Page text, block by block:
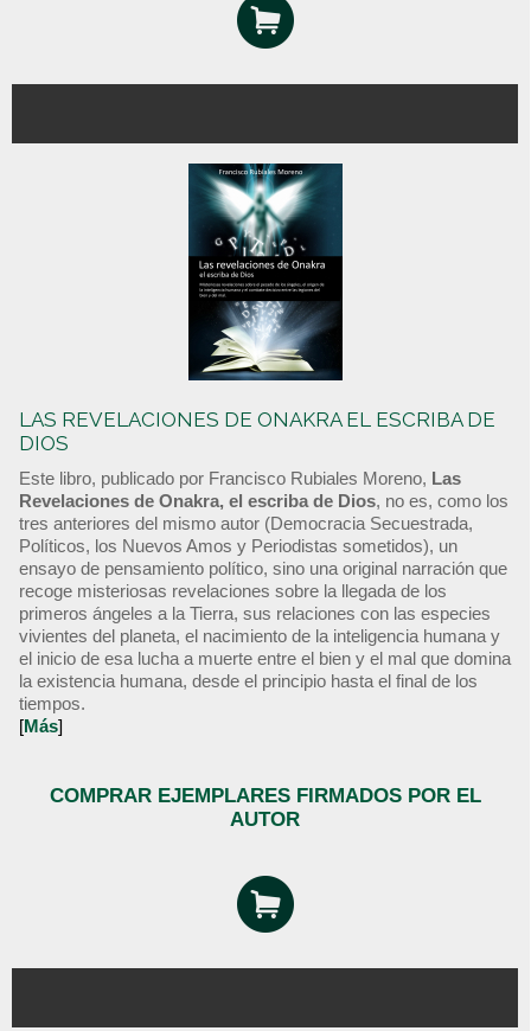
LAS REVELACIONES DE ONAKRA EL ESCRIBA DE
DIOS
Este libro, publicado por Francisco Rubiales Moreno, Las
Revelaciones de Onakra, el escriba de Dios, no es, como los
tres anteriores del mismo autor (Democracia Secuestrada,
Políticos, los Nuevos Amos y Periodistas sometidos), un
ensayo de pensamiento político, sino una original narración que
recoge misteriosas revelaciones sobre la llegada de los
primeros ángeles a la Tierra, sus relaciones con las especies
vivientes del planeta, el nacimiento de la inteligencia humana y
el inicio de esa lucha a muerte entre el bien y el mal que domina
la existencia humana, desde el principio hasta el final de los
tiempos.
[Más]
COMPRAR EJEMPLARES FIRMADOS POR EL
AUTOR